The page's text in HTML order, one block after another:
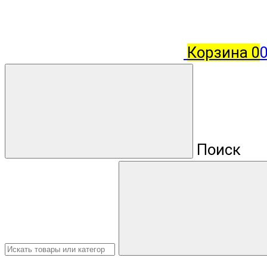
Корзина 0
Поиск